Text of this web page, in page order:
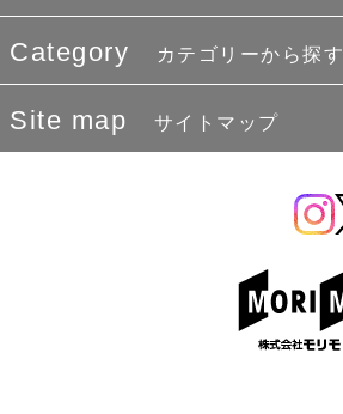
Category カテゴリーから探す
Site map サイトマップ